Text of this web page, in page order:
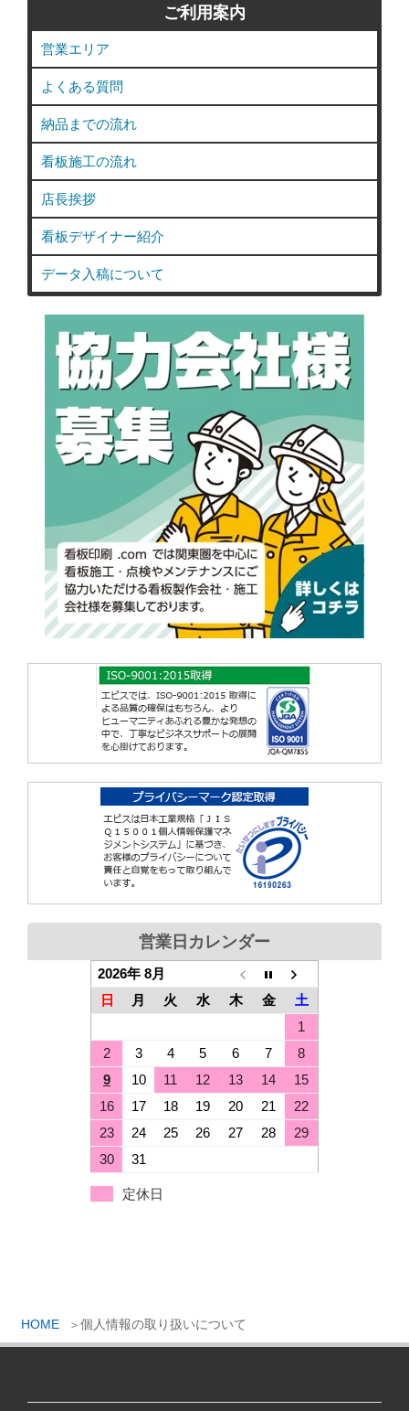
HOME 個人情報の取り扱いについて
ご利用案内
営業エリア
よくある質問
納品までの流れ
看板施工の流れ
店長挨拶
看板デザイナー紹介
データ入稿について
営業日カレンダー
2026年 8月
日
月 火 水 木 金
土
1
2
3 4 5 6 7
8
9
10 11 12 13 14
15
16
17 18 19 20 21
22
23
24 25 26 27 28
29
30
31
定休日